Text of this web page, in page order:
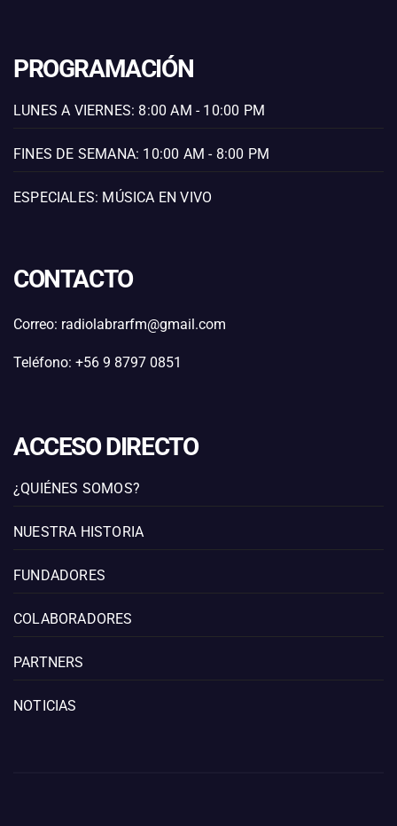
PROGRAMACIÓN
LUNES A VIERNES: 8:00 AM - 10:00 PM
FINES DE SEMANA: 10:00 AM - 8:00 PM
ESPECIALES: MÚSICA EN VIVO
CONTACTO
Correo: radiolabrarfm@gmail.com
Teléfono: +56 9 8797 0851
ACCESO DIRECTO
¿QUIÉNES SOMOS?
NUESTRA HISTORIA
FUNDADORES
COLABORADORES
PARTNERS
NOTICIAS